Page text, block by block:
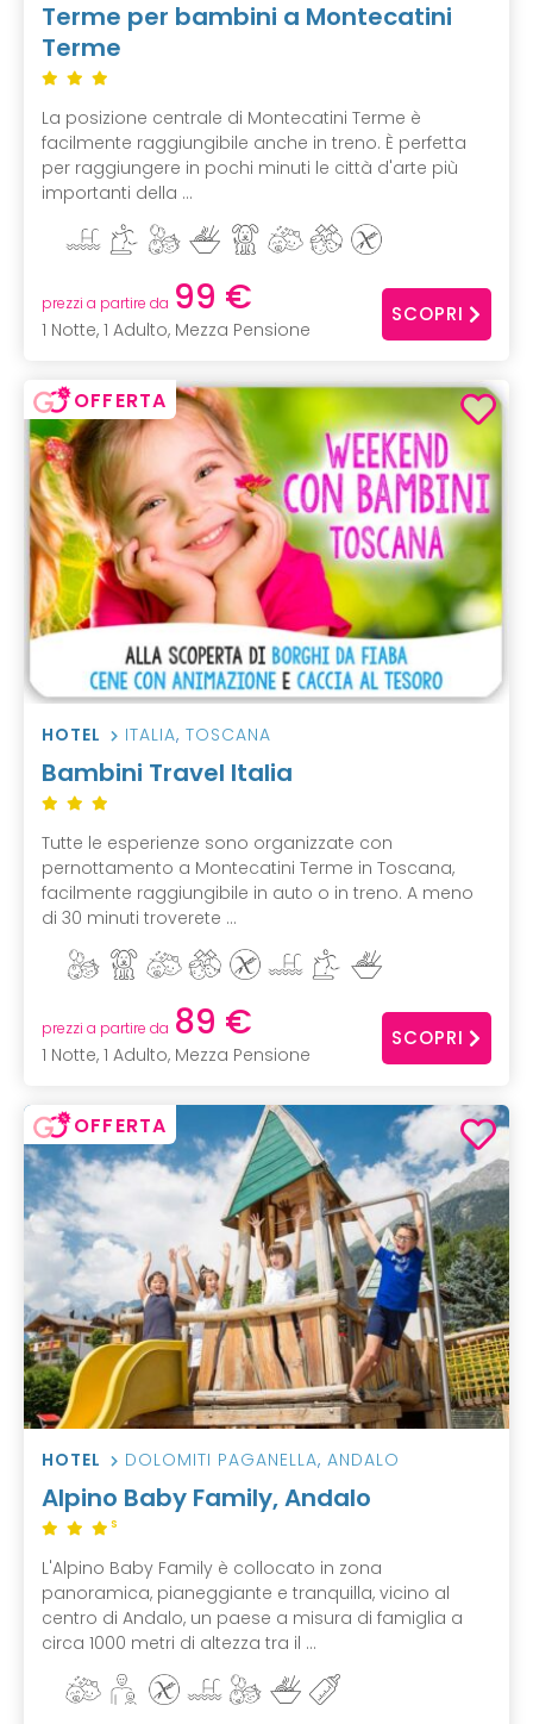
Terme per bambini a Montecatini
Terme
La posizione centrale di Montecatini Terme è
facilmente raggiungibile anche in treno. È perfetta
per raggiungere in pochi minuti le città d'arte più
importanti della ...
prezzi a partire da 99 €
1 Notte, 1 Adulto, Mezza Pensione
SCOPRI
OFFERTA
HOTEL ITALIA, TOSCANA
Bambini Travel Italia
Tutte le esperienze sono organizzate con
pernottamento a Montecatini Terme in Toscana,
facilmente raggiungibile in auto o in treno. A meno
di 30 minuti troverete ...
prezzi a partire da 89 €
1 Notte, 1 Adulto, Mezza Pensione
SCOPRI
OFFERTA
HOTEL DOLOMITI PAGANELLA, ANDALO
Alpino Baby Family, Andalo
S
L'Alpino Baby Family è collocato in zona
panoramica, pianeggiante e tranquilla, vicino al
centro di Andalo, un paese a misura di famiglia a
circa 1000 metri di altezza tra il ...